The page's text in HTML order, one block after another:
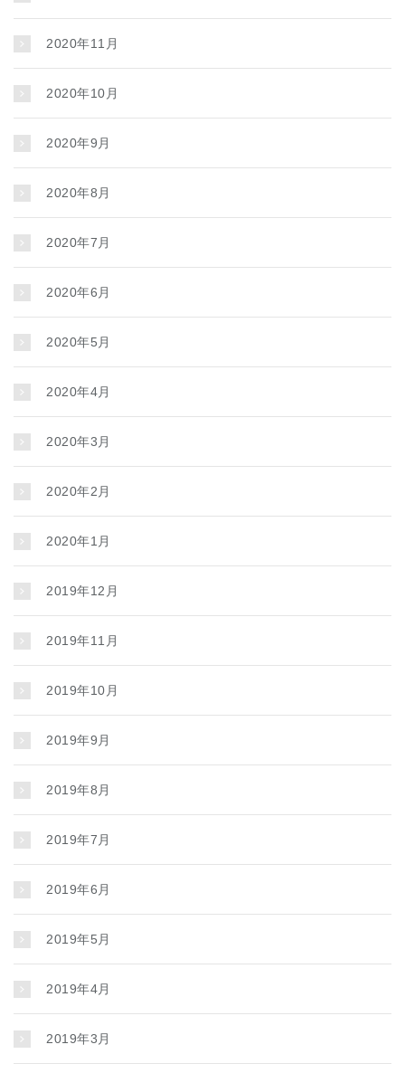
2020年11月
2020年10月
2020年9月
2020年8月
2020年7月
2020年6月
2020年5月
2020年4月
2020年3月
2020年2月
2020年1月
2019年12月
2019年11月
2019年10月
2019年9月
2019年8月
2019年7月
2019年6月
2019年5月
2019年4月
2019年3月